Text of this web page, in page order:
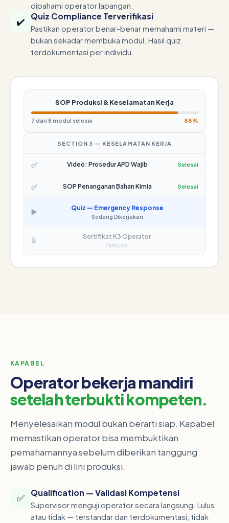
dipahami operator lapangan.
✔️ Quiz Compliance Terverifikasi
Pastikan operator benar-benar memahami materi —
bukan sekadar membuka modul. Hasil quiz
terdokumentasi per individu.
SOP Produksi & Keselamatan Kerja
7 dari 8 modul selesai 88%
SECTION 3 — KESELAMATAN KERJA
✅ Video: Prosedur APD Wajib Selesai
✅ SOP Penanganan Bahan Kimia Selesai
▶️ Quiz — Emergency Response
Sedang Dikerjakan
🔒 Sertifikat K3 Operator
Terkunci
KAPABEL
Operator bekerja mandiri
setelah terbukti kompeten.
Menyelesaikan modul bukan berarti siap. Kapabel
memastikan operator bisa membuktikan
pemahamannya sebelum diberikan tanggung
jawab penuh di lini produksi.
✅ Qualification — Validasi Kompetensi
Supervisor menguji operator secara langsung. Lulus
atau tidak — terstandar dan terdokumentasi, tidak